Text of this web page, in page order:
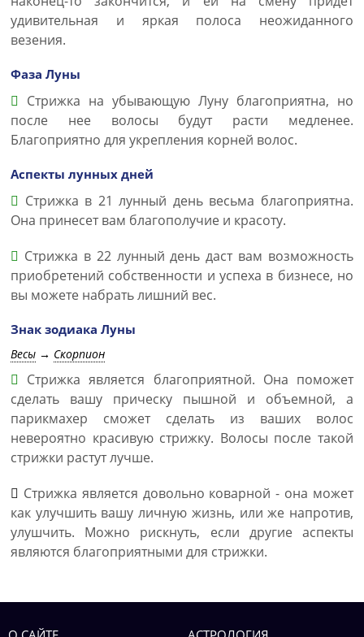
удивительная и яркая полоса неожиданного
везения.
Фаза Луны
Стрижка на убывающую Луну благоприятна, но
после нее волосы будут расти медленее.
Благоприятно для укрепления корней волос.
Аспекты лунных дней
Стрижка в 21 лунный день весьма благоприятна.
Она принесет вам благополучие и красоту.
Стрижка в 22 лунный день даст вам возможность
приобретений собственности и успеха в бизнесе, но
вы можете набрать лишний вес.
Знак зодиака Луны
Весы → Скорпион
Стрижка является благоприятной. Она поможет
сделать вашу прическу пышной и объемной, а
парикмахер сможет сделать из ваших волос
невероятно красивую стрижку. Волосы после такой
стрижки растут лучше.
Стрижка является довольно коварной - она может
как улучшить вашу личную жизнь, или же напротив,
улушчить. Можно рискнуть, если другие аспекты
являются благоприятными для стрижки.